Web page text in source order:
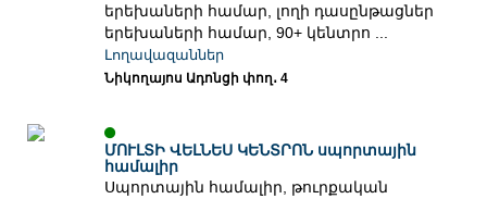
երեխաների համար, լողի դասընթացներ
երեխաների համար, 90+ կենտրո ...
Լողավազաններ
Նիկողայոս Ադոնցի փող․ 4
ՄՈՒԼՏԻ ՎԵԼՆԵՍ ԿԵՆՏՐՈՆ սպորտային
համալիր
Սպորտային համալիր, թուրքական